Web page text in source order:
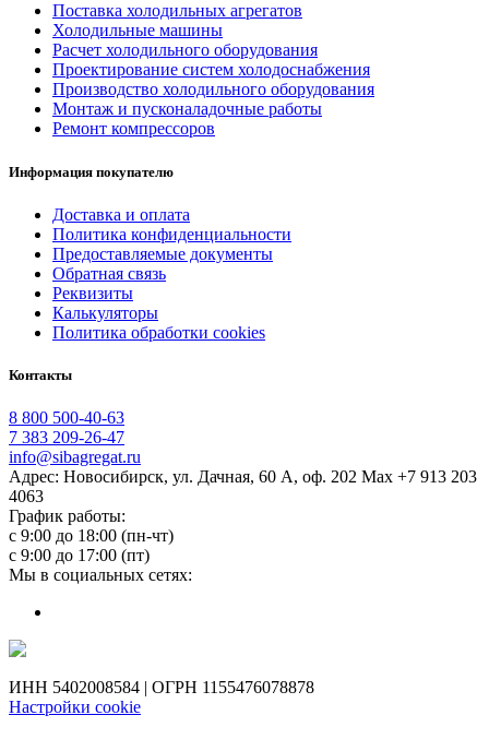
Поставка холодильных агрегатов
Холодильные машины
Расчет холодильного оборудования
Проектирование систем холодоснабжения
Производство холодильного оборудования
Монтаж и пусконаладочные работы
Ремонт компрессоров
Информация покупателю
Доставка и оплата
Политика конфиденциальности
Предоставляемые документы
Обратная связь
Реквизиты
Калькуляторы
Политика обработки cookies
Контакты
8 800 500-40-63
7 383 209-26-47
info@sibagregat.ru
Адрес: Новосибирск, ул. Дачная, 60 А, оф. 202 Max +7 913 203
4063
График работы:
с 9:00 до 18:00 (пн-чт)
с 9:00 до 17:00 (пт)
Мы в социальных сетях:
ИНН 5402008584 | ОГРН 1155476078878
Настройки cookie